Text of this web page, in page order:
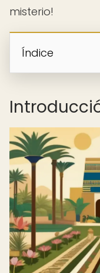
misterio!
Índice